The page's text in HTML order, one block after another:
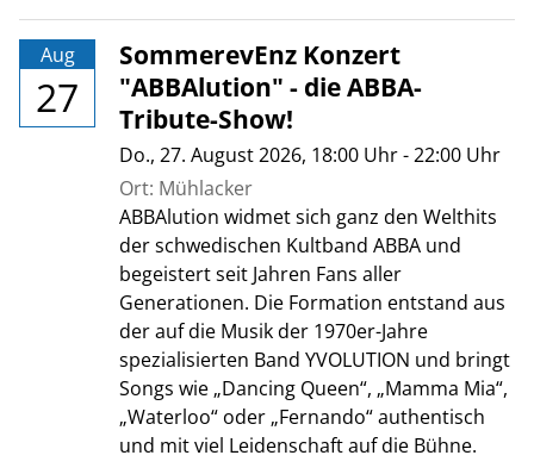
Aug
27
SommerevEnz Konzert
"ABBAlution" - die ABBA-
Tribute-Show!
Do., 27. August 2026, 18:00 Uhr- 22:00 Uhr
Ort: Mühlacker
ABBAlution widmet sich ganz den Welthits
der schwedischen Kultband ABBA und
begeistert seit Jahren Fans aller
Generationen. Die Formation entstand aus
der auf die Musik der 1970er-Jahre
spezialisierten Band YVOLUTION und bringt
Songs wie „Dancing Queen“, „Mamma Mia“,
„Waterloo“ oder „Fernando“ authentisch
und mit viel Leidenschaft auf die Bühne.